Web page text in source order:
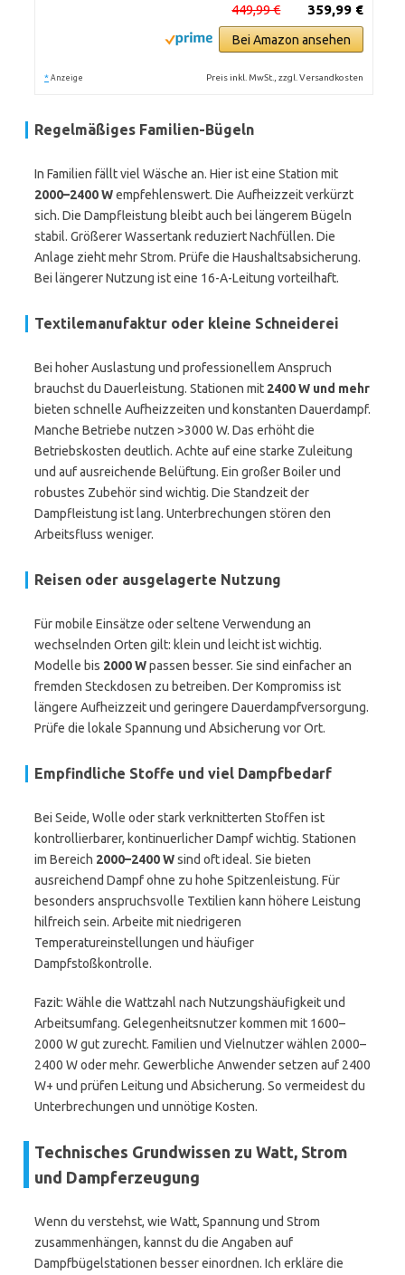
359,99 €
449,99 €
Bei Amazon ansehen
* Anzeige Preis inkl. MwSt., zzgl. Versandkosten
Regelmäßiges Familien-Bügeln
In Familien fällt viel Wäsche an. Hier ist eine Station mit
2000–2400 Wempfehlenswert. Die Aufheizzeit verkürzt
sich. Die Dampfleistung bleibt auch bei längerem Bügeln
stabil. Größerer Wassertank reduziert Nachfüllen. Die
Anlage zieht mehr Strom. Prüfe die Haushaltsabsicherung.
Bei längerer Nutzung ist eine 16-A-Leitung vorteilhaft.
Textilemanufaktur oder kleine Schneiderei
Bei hoher Auslastung und professionellem Anspruch
brauchst du Dauerleistung. Stationen mit 2400 W und mehr
bieten schnelle Aufheizzeiten und konstanten Dauerdampf.
Manche Betriebe nutzen >3000 W. Das erhöht die
Betriebskosten deutlich. Achte auf eine starke Zuleitung
und auf ausreichende Belüftung. Ein großer Boiler und
robustes Zubehör sind wichtig. Die Standzeit der
Dampfleistung ist lang. Unterbrechungen stören den
Arbeitsfluss weniger.
Reisen oder ausgelagerte Nutzung
Für mobile Einsätze oder seltene Verwendung an
wechselnden Orten gilt: klein und leicht ist wichtig.
Modelle bis 2000 Wpassen besser. Sie sind einfacher an
fremden Steckdosen zu betreiben. Der Kompromiss ist
längere Aufheizzeit und geringere Dauerdampfversorgung.
Prüfe die lokale Spannung und Absicherung vor Ort.
Empfindliche Stoffe und viel Dampfbedarf
Bei Seide, Wolle oder stark verknitterten Stoffen ist
kontrollierbarer, kontinuerlicher Dampf wichtig. Stationen
im Bereich 2000–2400 Wsind oft ideal. Sie bieten
ausreichend Dampf ohne zu hohe Spitzenleistung. Für
besonders anspruchsvolle Textilien kann höhere Leistung
hilfreich sein. Arbeite mit niedrigeren
Temperatureinstellungen und häufiger
Dampfstoßkontrolle.
Fazit: Wähle die Wattzahl nach Nutzungshäufigkeit und
Arbeitsumfang. Gelegenheitsnutzer kommen mit 1600–
2000 W gut zurecht. Familien und Vielnutzer wählen 2000–
2400 W oder mehr. Gewerbliche Anwender setzen auf 2400
W+ und prüfen Leitung und Absicherung. So vermeidest du
Unterbrechungen und unnötige Kosten.
Technisches Grundwissen zu Watt, Strom
und Dampferzeugung
Wenn du verstehst, wie Watt, Spannung und Strom
zusammenhängen, kannst du die Angaben auf
Dampfbügelstationen besser einordnen. Ich erkläre die